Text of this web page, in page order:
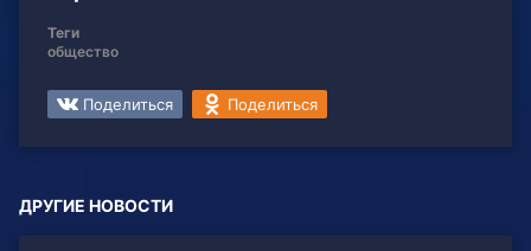
Теги
общество
Поделиться Поделиться
ДРУГИЕ НОВОСТИ